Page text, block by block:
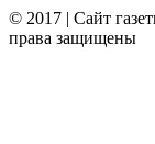
© 2017 | Сайт
права защищены